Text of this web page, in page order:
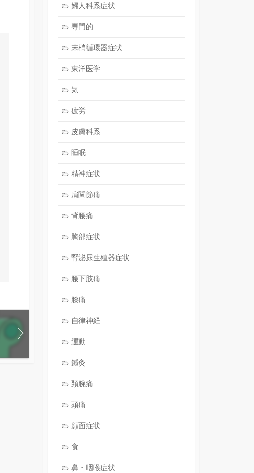
婦人科系症状
専門的
末梢循環器症状
東洋医学
気
疲労
皮膚科系
睡眠
精神症状
肩関節痛
背腰痛
胸部症状
腎泌尿生殖器症状
腰下肢痛
膝痛
自律神経
運動
鍼灸
頚腕痛
頭痛
顔面症状
食
鼻・咽喉症状